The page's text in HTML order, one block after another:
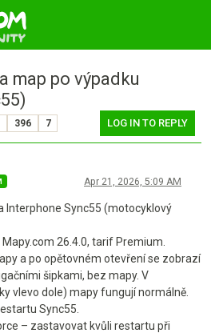
map po výpadku
396 7 LOG IN TO REPLY
Apr 21, 2026, 5:09 AM
Interphone Sync55 (motocyklový
26.4.0, tarif Premium.
a po opětovném otevření se zobrazí
šipkami, bez mapy. V
vlevo dole) mapy fungují normálně.
Sync55.
– zastavovat kvůli restartu při